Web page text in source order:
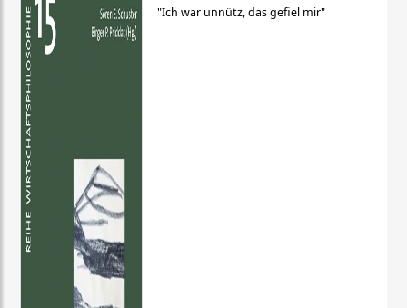
"Ich war unnütz, das gefiel mir"